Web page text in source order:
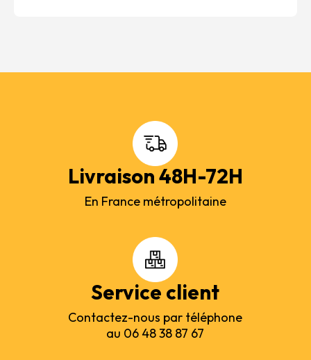
Livraison 48H-72H
En France métropolitaine
Service client
Contactez-nous par téléphone
au 06 48 38 87 67